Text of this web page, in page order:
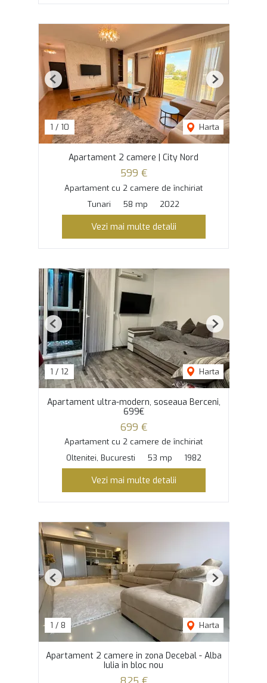
1 / 10 Harta
Previous Next
Apartament 2 camere | City Nord
599 €
Apartament cu 2 camere de închiriat
Tunari
58 mp 2022
Vezi mai multe detalii
1 / 12 Harta
Previous Next
Apartament ultra-modern, soseaua Berceni,
699€
699 €
Apartament cu 2 camere de închiriat
Oltenitei, Bucuresti
53 mp 1982
Vezi mai multe detalii
1 / 8 Harta
Previous Next
Apartament 2 camere in zona Decebal - Alba
Iulia in bloc nou